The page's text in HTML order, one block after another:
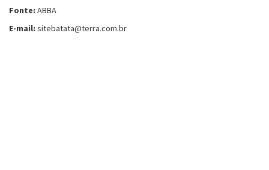
Fonte: ABBA
E-mail: sitebatata@terra.com.br